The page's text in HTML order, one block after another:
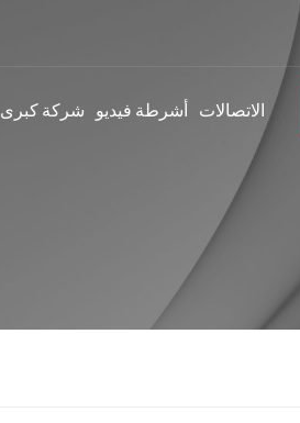
شركة كبرى أشرطة فيديو الاتصالات